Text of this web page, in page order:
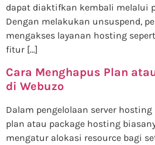
dapat diaktifkan kembali melalui
Dengan melakukan unsuspend,
mengakses layanan hosting
fitur […]
Cara Menghapus Plan
di Webuzo
Dalam pengelolaan server
plan atau package hosting
mengatur alokasi resource bagi